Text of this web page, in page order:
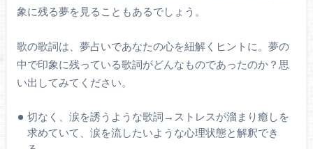
象に残る夢を見ることもあるでしょう。
歌の歌詞は、夢占いであなたの心を紐解くヒントに。夢の
中で印象に残っている歌詞がどんなものであったのか？思
い出してみてください。
切なく、涙を誘うような歌詞→ストレスが溜まり癒しを
求めていて、涙を流したいような心理状態と解釈でき